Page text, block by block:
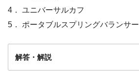
4． ユニバーサルカフ
5． ポータブルスプリングバランサー
解答・解説